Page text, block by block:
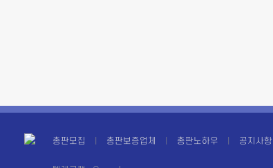
총판모집 총판보증업체 총판노하우 공지사항